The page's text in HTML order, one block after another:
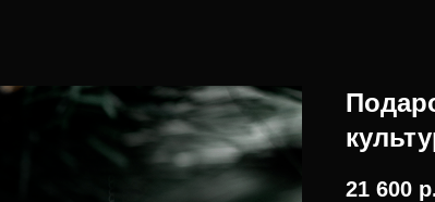
21 600